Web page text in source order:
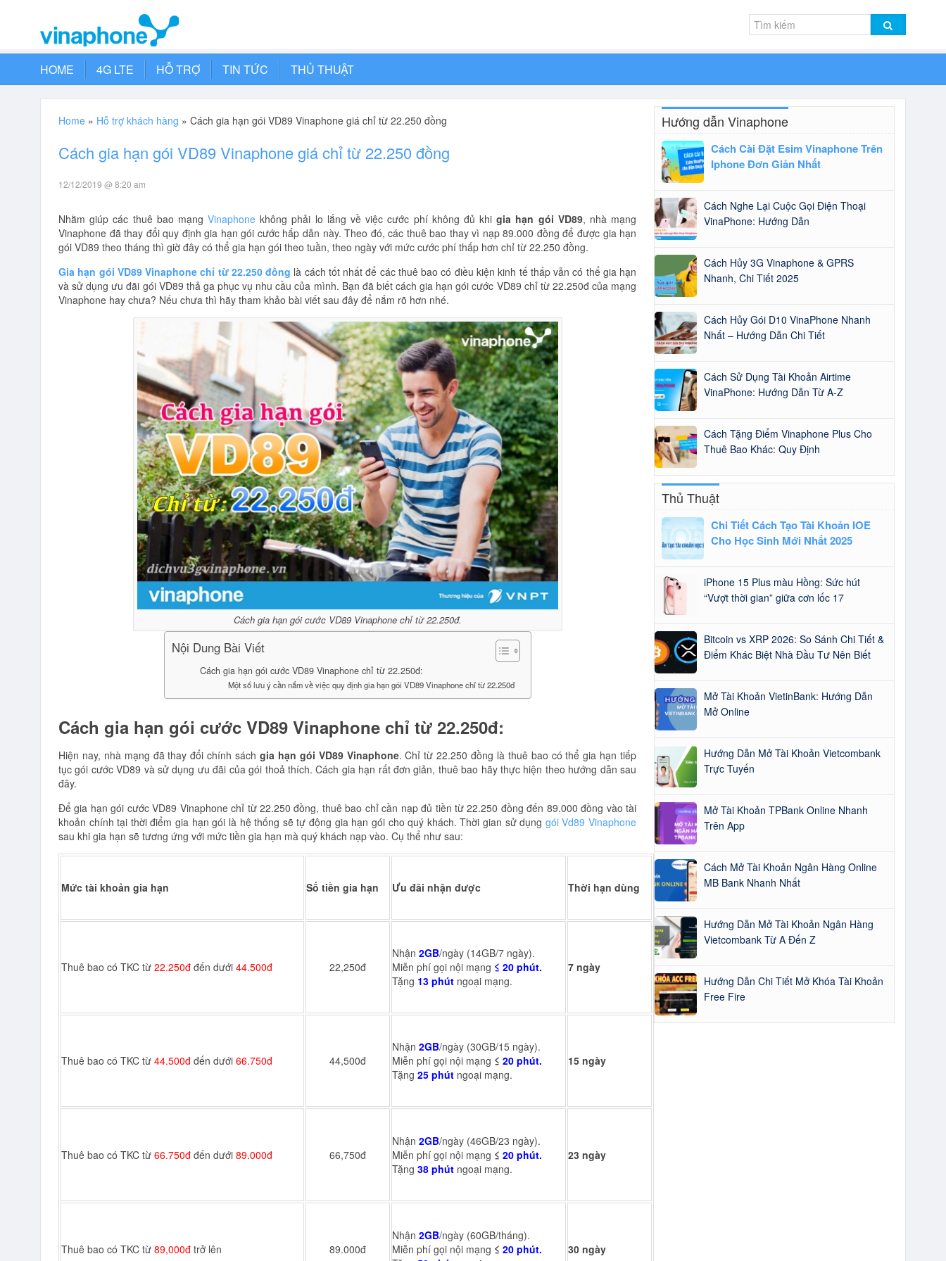
HOME 4G LTE HỖ TRỢ TIN TỨC THỦ THUẬT
Home » Hỗ trợ khách hàng » Cách gia hạn gói VD89 Vinaphone giá chỉ từ 22.250 đồng
Cách gia hạn gói VD89 Vinaphone giá chỉ từ 22.250 đồng
12/12/2019 @ 8:20 am
Nhằm giúp các thuê bao mạngVinaphone không phải lo lắng về việc cước phí không đủ khigia hạn gói VD89, nhà mạng
Vinaphone đã thay đổi quy định gia hạn gói cước hấp dẫn này. Theo đó, các thuê bao thay vì nạp 89.000 đồng để được gia hạn
gói VD89 theo tháng thì giờ đây có thể gia hạn gói theo tuần, theo ngày với mức cước phí thấp hơn chỉ từ 22.250 đồng.
Gia hạn gói VD89 Vinaphone chỉ từ 22.250 đồng là cách tốt nhất để các thuê bao có điều kiện kinh tế thấp vẫn có thể gia hạn
và sử dụng ưu đãi gói VD89 thả ga phục vụ nhu cầu của mình. Bạn đã biết cách gia hạn gói cước VD89 chỉ từ 22.250đ của mạng
Vinaphone hay chưa? Nếu chưa thì hãy tham khảo bài viết sau đây để nắm rõ hơn nhé.
Cách gia hạn gói cước VD89 Vinaphone chỉ từ 22.250đ.
Nội Dung Bài Viết
Cách gia hạn gói cước VD89 Vinaphone chỉ từ 22.250đ:
Một số lưu ý cần nắm về việc quy định gia hạn gói VD89 Vinaphone chỉ từ 22.250đ
Cách gia hạn gói cước VD89 Vinaphone chỉ từ 22.250đ:
Hiện nay, nhà mạng đã thay đổi chính sách gia hạn gói VD89 Vinaphone. Chỉ từ 22.250 đồng là thuê bao có thể gia hạn tiếp
tục gói cước VD89 và sử dụng ưu đãi của gói thoả thích. Cách gia hạn rất đơn giản, thuê bao hãy thực hiện theo hướng dẫn sau
đây.
Để gia hạn gói cước VD89 Vinaphone chỉ từ 22.250 đồng, thuê bao chỉ cần nạp đủ tiền từ 22.250 đồng đến 89.000 đồng vào tài
khoản chính tại thời điểm gia hạn gói là hệ thống sẽ tự động gia hạn gói cho quý khách. Thời gian sử dụng gói Vd89 Vinaphone
sau khi gia hạn sẽ tương ứng với mức tiền gia hạn mà quý khách nạp vào. Cụ thể như sau:
Mức tài khoản gia hạn Số tiền gia hạn Ưu đãi nhận được Thời hạn dùng
Thuê bao có TKC từ 22.250đ đến dưới 44.500đ 22,250đ
Nhận 2GB/ngày (14GB/7 ngày).
Miễn phí gọi nội mạng ≤ 20 phút.
Tặng 13 phút ngoại mạng.
7 ngày
Thuê bao có TKC từ 44.500đ đến dưới 66.750đ 44,500đ
Nhận 2GB/ngày (30GB/15 ngày).
Miễn phí gọi nội mạng ≤ 20 phút.
Tặng 25 phút ngoại mạng.
15 ngày
Thuê bao có TKC từ 66.750đ đến dưới 89.000đ 66,750đ
Nhận 2GB/ngày (46GB/23 ngày).
Miễn phí gọi nội mạng ≤ 20 phút.
Tặng 38 phút ngoại mạng.
23 ngày
Thuê bao có TKC từ 89,000đ trở lên 89.000đ
Nhận 2GB/ngày (60GB/tháng).
Miễn phí gọi nội mạng ≤ 20 phút.
30 ngày
Hướng dẫn Vinaphone
Cách Cài Đặt Esim Vinaphone Trên
Iphone Đơn Giản Nhất
Cách Nghe Lại Cuộc Gọi Điện Thoại
VinaPhone: Hướng Dẫn
Cách Hủy 3G Vinaphone & GPRS
Nhanh, Chi Tiết 2025
Cách Hủy Gói D10 VinaPhone Nhanh
Nhất – Hướng Dẫn Chi Tiết
Cách Sử Dụng Tài Khoản Airtime
VinaPhone: Hướng Dẫn Từ A-Z
Cách Tặng Điểm Vinaphone Plus Cho
Thuê Bao Khác: Quy Định
Thủ Thuật
Chi Tiết Cách Tạo Tài Khoản IOE
Cho Học Sinh Mới Nhất 2025
iPhone 15 Plus màu Hồng: Sức hút
“Vượt thời gian” giữa cơn lốc 17
Bitcoin vs XRP 2026: So Sánh Chi Tiết &
Điểm Khác Biệt Nhà Đầu Tư Nên Biết
Mở Tài Khoản VietinBank: Hướng Dẫn
Mở Online
Hướng Dẫn Mở Tài Khoản Vietcombank
Trực Tuyến
Mở Tài Khoản TPBank Online Nhanh
Trên App
Cách Mở Tài Khoản Ngân Hàng Online
MB Bank Nhanh Nhất
Hướng Dẫn Mở Tài Khoản Ngân Hàng
Vietcombank Từ A Đến Z
Hướng Dẫn Chi Tiết Mở Khóa Tài Khoản
Free Fire